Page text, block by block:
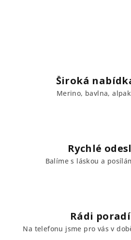
Široká
Merino, bavlna,
Rychlé
Balíme s láskou a
Rádi
Na telefonu jsme pro vás v